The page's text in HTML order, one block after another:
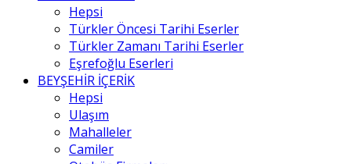
Hepsi
Türkler Öncesi Tarihi Eserler
Türkler Zamanı Tarihi Eserler
Eşrefoğlu Eserleri
BEYŞEHİR İÇERİK
Hepsi
Ulaşım
Mahalleler
Camiler